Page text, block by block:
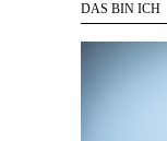
DAS BIN ICH